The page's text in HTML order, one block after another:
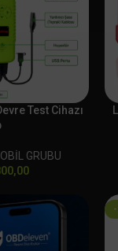
Test Cihazı
GRUBU